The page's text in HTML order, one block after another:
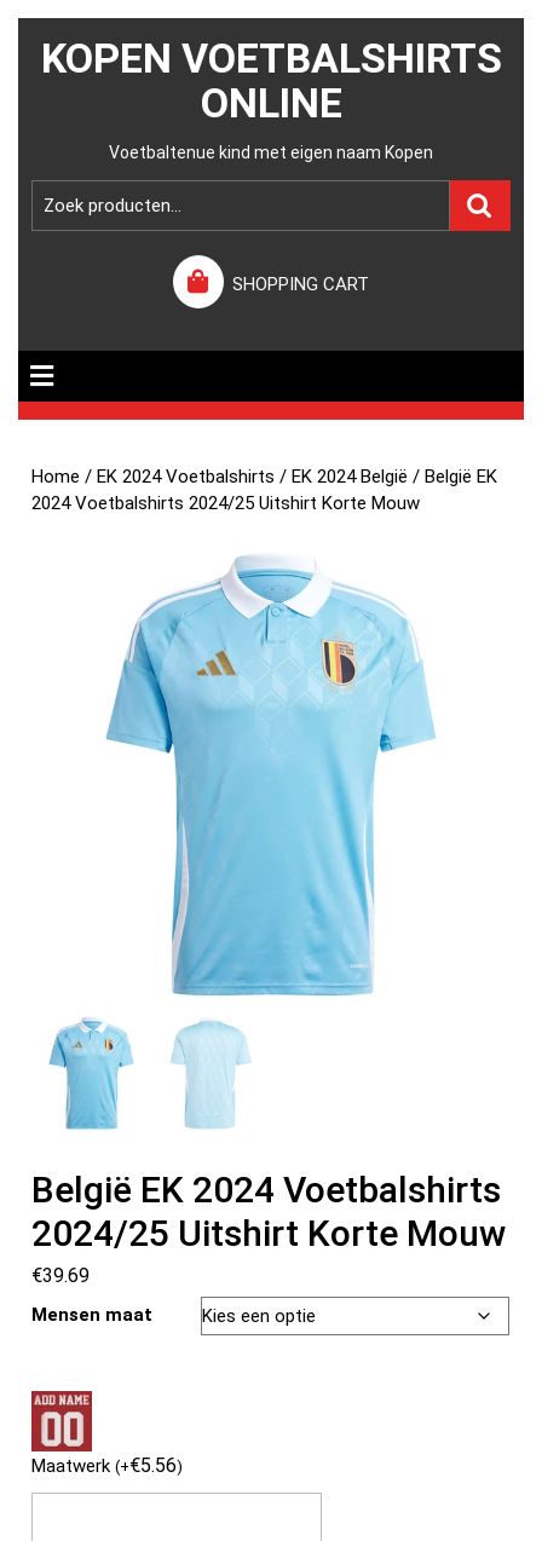
KOPEN VOETBALSHIRTS
ONLINE
Voetbaltenue kind met eigen naam Kopen
SHOPPING CART
Home /EK 2024 Voetbalshirts /EK 2024 België / België EK
2024 Voetbalshirts 2024/25 Uitshirt Korte Mouw
België EK 2024 Voetbalshirts
2024/25 Uitshirt Korte Mouw
€39.69
Mensen maat
Maatwerk(+€5.56)